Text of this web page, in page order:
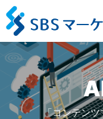
「コンテン